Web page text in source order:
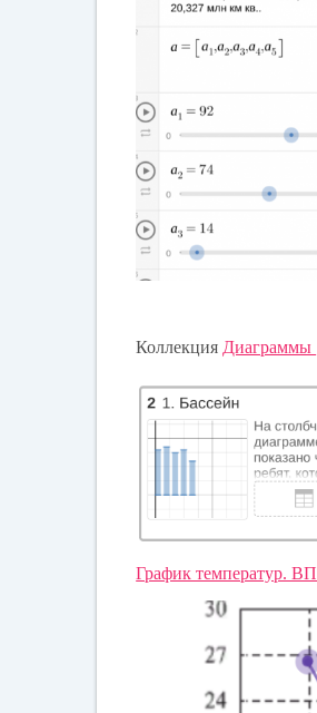
Коллекция Диаграммы
График температур.